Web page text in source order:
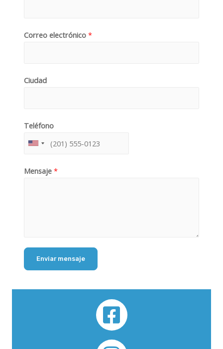
Correo electrónico *
Ciudad
Teléfono
Mensaje *
Enviar mensaje